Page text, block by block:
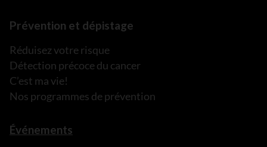
Prévention et dépistage
Réduisez votre risque
Détection précoce du cancer
C’est ma vie!
Nos programmes de prévention
Événements